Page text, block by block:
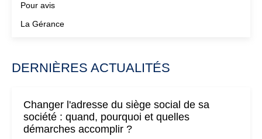
Pour avis
La Gérance
DERNIÈRES ACTUALITÉS
Changer l'adresse du siège social de sa
société : quand, pourquoi et quelles
démarches accomplir ?